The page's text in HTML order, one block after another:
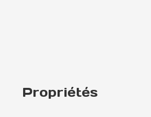
Propriétés